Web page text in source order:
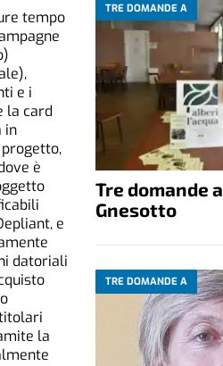
tempo
e i
la card
in
è
e
datoriali
la
TRE DOMANDE A
Tre domande
Gnesotto
TRE DOMANDE A